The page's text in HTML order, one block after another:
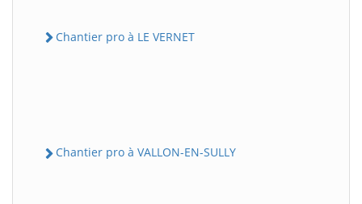
Chantier pro à LE VERNET
Chantier pro à VALLON-EN-SULLY